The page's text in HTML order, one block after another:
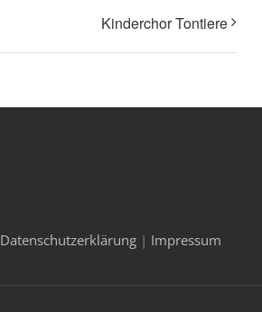
Kinderchor Tontiere
Datenschutzerklärung| Impressum